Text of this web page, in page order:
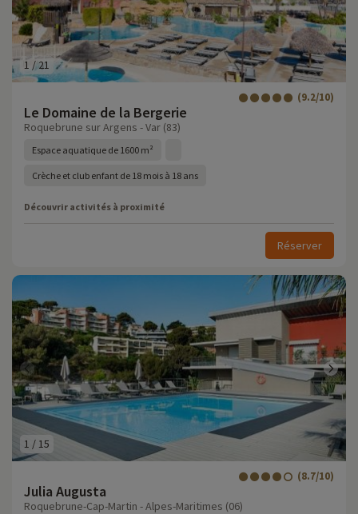
1 /21
Le Domaine de la Bergerie
(9.2/10)
Roquebrune sur Argens - Var (83)
Espace aquatique de 1600 m²
Crèche et club enfant de 18 mois à 18 ans
Découvrir activités à proximité
Réserver
1 / 15
Julia Augusta
(8.7/10)
Roquebrune-Cap-Martin - Alpes-Maritimes (06)